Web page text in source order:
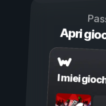
Apri
I miei